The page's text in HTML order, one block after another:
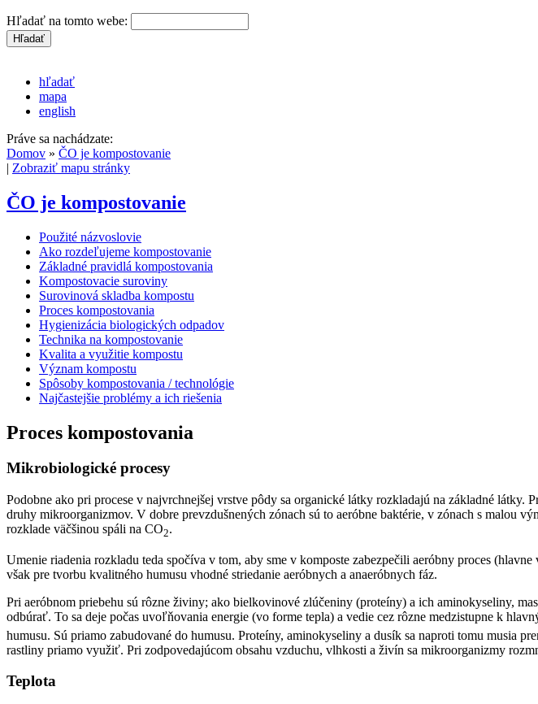
Hľadať na tomto webe:
hľadať
mapa
english
Práve sa nachádzate:
Domov » ČO je kompostovanie
| Zobraziť mapu stránky
ČO je kompostovanie
Použité názvoslovie
Ako rozdeľujeme kompostovanie
Základné pravidlá kompostovania
Kompostovacie suroviny
Surovinová skladba kompostu
Proces kompostovania
Hygienizácia biologických odpadov
Technika na kompostovanie
Kvalita a využitie kompostu
Význam kompostu
Spôsoby kompostovania / technológie
Najčastejšie problémy a ich riešenia
Proces kompostovania
Mikrobiologické procesy
Podobne ako pri procese v najvrchnejšej vrstve pôdy sa organické látky rozkladajú na základné
druhy mikroorganizmov. V dobre prevzdušne­ných zónach sú to aeróbne baktérie, v zónach s malou
rozklade väčšinou spáli na CO2.
Umenie riadenia rozkladu teda spočíva v tom, aby sme v kom­poste zabezpečili aeróbny proces
však pre tvorbu kvalitného humusu vhodné striedanie aeróbnych a anaeróbnych fáz.
Pri aeróbnom priebehu sú rôzne živiny; ako bielkovinové zlúčeniny (proteíny) a ich aminokyseliny,
odbúrať. To sa deje počas uvoľňovania energie (vo forme tepla) a ve­die cez rôzne medzistupne k
humusu. Sú priamo zabudované do humusu. Proteíny, aminokyseliny a dusík sa naproti tomu
rastliny priamo využiť. Pri zodpovedajúcom obsahu vzduchu, vlhkosti a živín sa mikro­organizmy
Teplota